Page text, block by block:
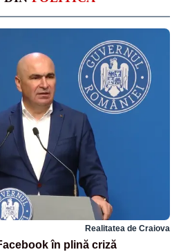
Realitatea de Craiova
în plină criză